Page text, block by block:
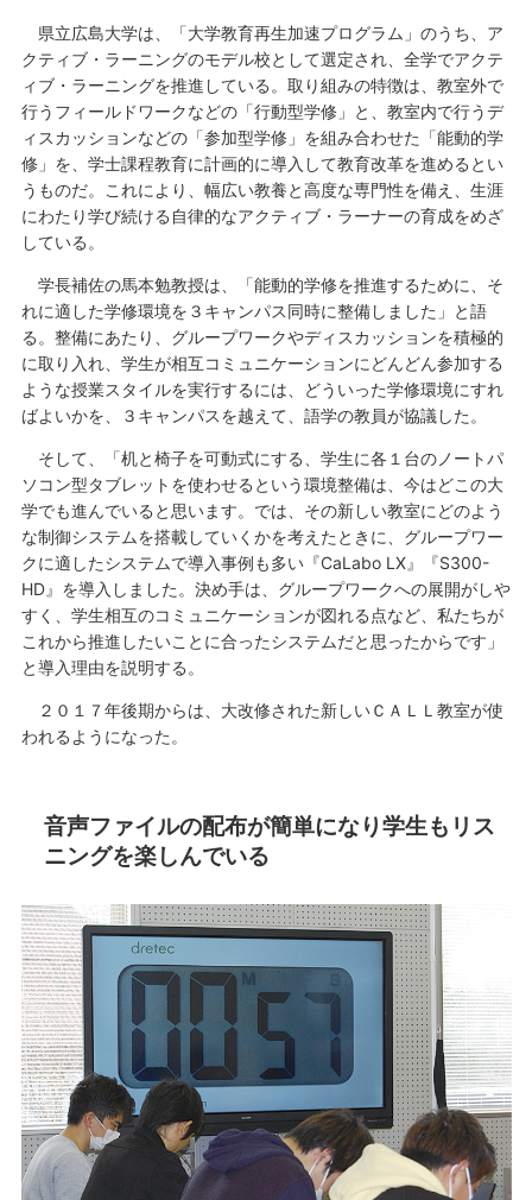
県立広島大学は、「大学教育再生加速プログラム」のうち、ア
クティブ・ラーニングのモデル校として選定され、全学でアクテ
ィブ・ラーニングを推進している。取り組みの特徴は、教室外で
行うフィールドワークなどの「行動型学修」と、教室内で行うデ
ィスカッションなどの「参加型学修」を組み合わせた「能動的学
修」を、学士課程教育に計画的に導入して教育改革を進めるとい
うものだ。これにより、幅広い教養と高度な専門性を備え、生涯
にわたり学び続ける自律的なアクティブ・ラーナーの育成をめざ
している。
学長補佐の馬本勉教授は、「能動的学修を推進するために、そ
れに適した学修環境を３キャンパス同時に整備しました」と語
る。整備にあたり、グループワークやディスカッションを積極的
に取り入れ、学生が相互コミュニケーションにどんどん参加する
ような授業スタイルを実行するには、どういった学修環境にすれ
ばよいかを、３キャンパスを越えて、語学の教員が協議した。
そして、「机と椅子を可動式にする、学生に各１台のノートパ
ソコン型タブレットを使わせるという環境整備は、今はどこの大
学でも進んでいると思います。では、その新しい教室にどのよう
な制御システムを搭載していくかを考えたときに、グループワー
クに適したシステムで導入事例も多い『CaLabo LX』『S300-
HD』を導入しました。決め手は、グループワークへの展開がしや
すく、学生相互のコミュニケーションが図れる点など、私たちが
これから推進したいことに合ったシステムだと思ったからです」
と導入理由を説明する。
２０１７年後期からは、大改修された新しいＣＡＬＬ教室が使
われるようになった。
音声ファイルの配布が簡単になり学生もリス
ニングを楽しんでいる